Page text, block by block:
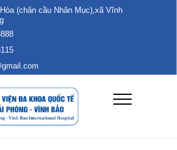
(chân cầu Nhân Mục),xã Vĩnh